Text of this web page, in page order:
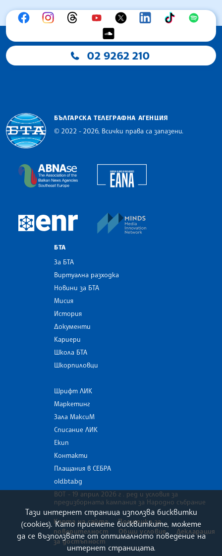
02 9262 210
БЪЛГАРСКА ТЕЛЕГРАФНА АГЕНЦИЯ
© 2022 - 2026, Всички права са запазени.
The Assocoation of the Balkan News Agencies
European Newsroom
БТА
За БТА
Виртуална разходка
Новини за БТА
Мисия
История
Документи
Кариери
Школа БТА
Шкорпиловци
Шрифт ЛИК
Маркетинг
Зала МаксиМ
Списание ЛИК
Екип
Контакти
Плащания в СЕБРА
old.bta.bg
ВОТ - 19 април 2026 г . ред и условия за
предизборната кампания за Народно събрание
Карта на сайта
Политика за
поверителност
Общи условия
Декларация
за достъпност
Тази интернет страница използва бисквитки
(cookies). Като приемете бисквитките, можете
да се възползвате от оптималното поведение на
интернет страницата.